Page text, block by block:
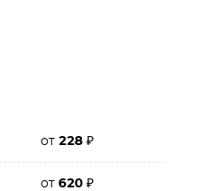
от228₽
от620₽